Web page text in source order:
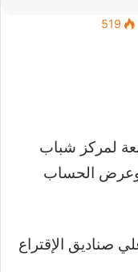
519
لمركز شباب
وعرض الحساب
صناديق الإقتراع